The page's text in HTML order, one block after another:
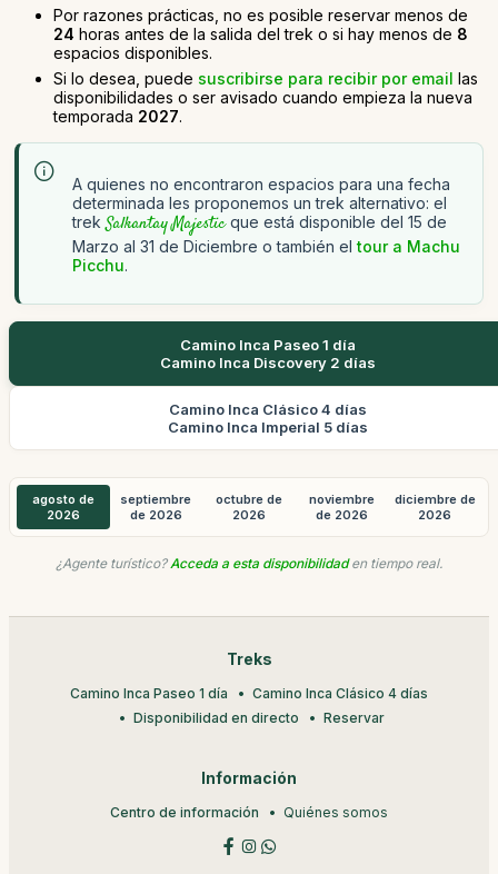
Por razones prácticas, no es posible reservar menos de
24 horas antes de la salida del trek o si hay menos de 8
espacios disponibles.
Si lo desea, puede suscribirse para recibir por email las
disponibilidades o ser avisado cuando empieza la nueva
temporada 2027.
A quienes no encontraron espacios para una fecha
determinada les proponemos un trek alternativo: el
trek Salkantay Majesticque está disponible del 15 de
Marzo al 31 de Diciembre o también eltour a Machu
Picchu.
Camino Inca Paseo 1 día
Camino Inca Discovery 2 días
Camino Inca Clásico 4 días
Camino Inca Imperial 5 días
agosto de
2026
septiembre
de 2026
octubre de
2026
noviembre
de 2026
diciembre de
2026
¿Agente turístico?Acceda a esta disponibilidaden tiempo real.
Treks
Camino Inca Paseo 1 día
Camino Inca Clásico 4 días
Disponibilidad en directo
Reservar
Información
Centro de información Quiénes somos